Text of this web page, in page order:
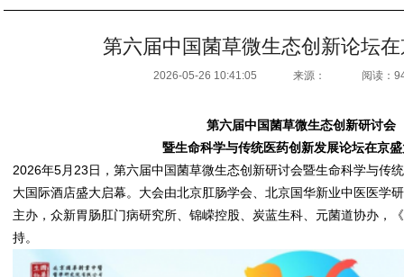
第六届中国菌草微生态创新论坛
2026-05-26 10:41:05 来源： 阅读：
第六届中国菌草微生态创新研讨会
暨生命科学与传统医药创新发展论坛在京
2026年5月23日，第六届中国菌草微生态创新研讨会暨生命科学与传
大国际酒店盛大启幕。大会由北京肛肠学会、北京国华新业中医医学
主办，众新胃肠肛门病研究所、锦嵘控股、炭蓝生科、元菌道协办，
持。